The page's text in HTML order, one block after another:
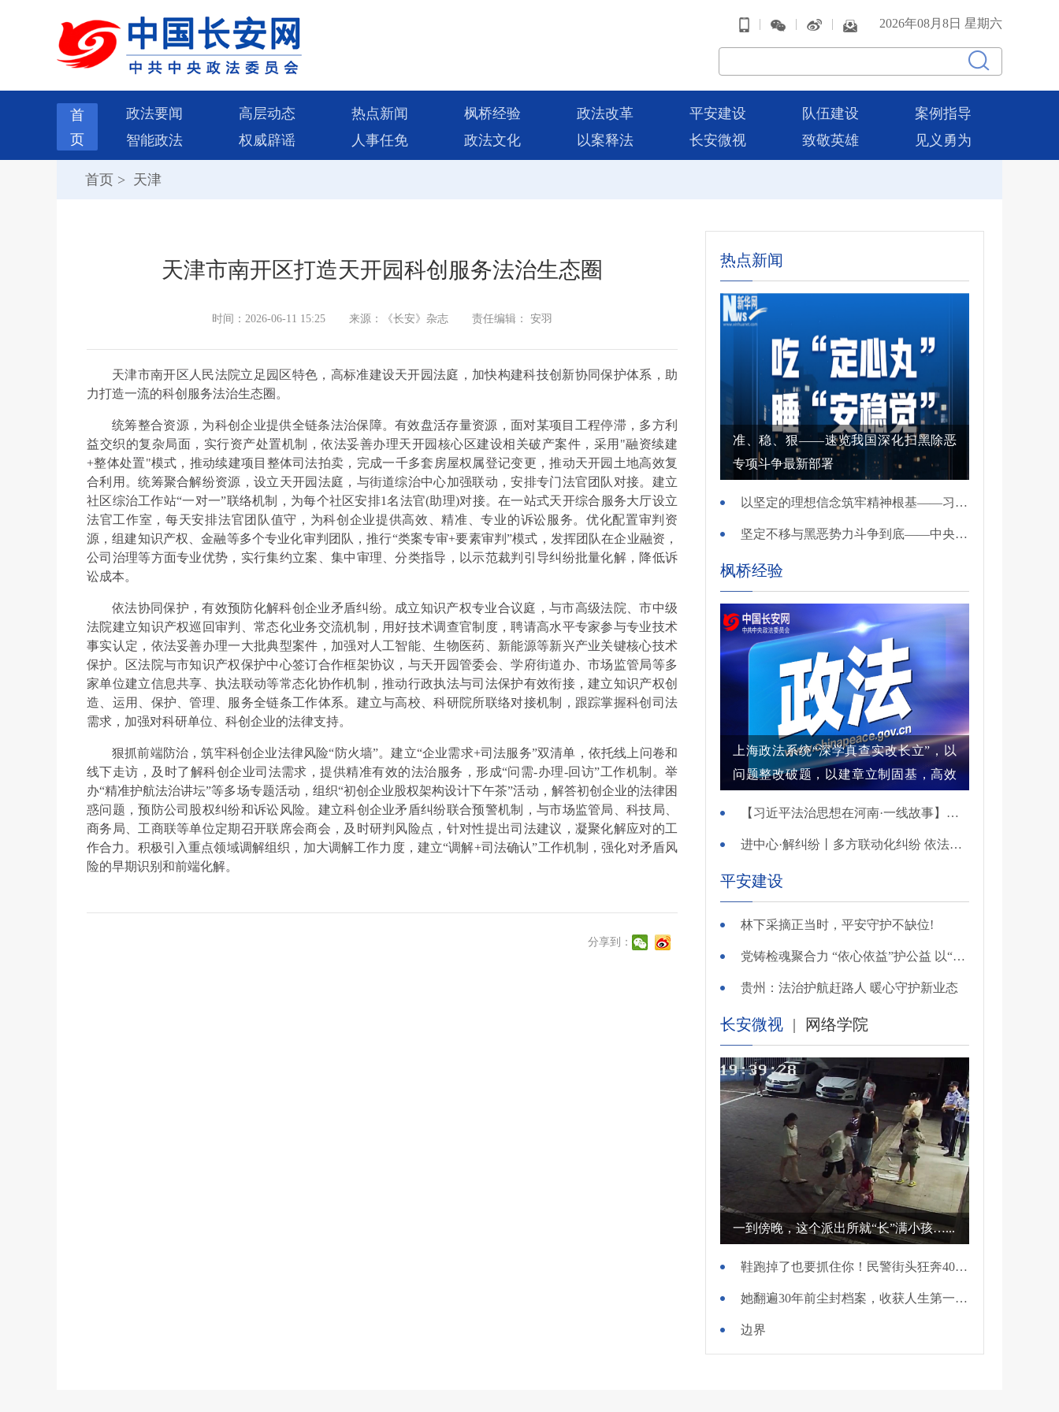
| | | 2026年08月8日 星期六
首
页
政法要闻 高层动态 热点新闻 枫桥经验 政法改革 平安建设 队伍建设
案例指导
智能政法
权威辟谣 人事任免 政法文化 以案释法 长安微视 致敬英雄 见义勇为
首页 > 天津
天津市南开区打造天开园科创服务法治生态圈
时间：2026-06-11 15:25 来源：《长安》杂志 责任编辑： 安羽
天津市南开区人民法院立足园区特色，高标准建设天开园法庭，加快构建科技创新协同保护体系，助
力打造一流的科创服务法治生态圈。
统筹整合资源，为科创企业提供全链条法治保障。有效盘活存量资源，面对某项目工程停滞，多方利
益交织的复杂局面，实行资产处置机制，依法妥善办理天开园核心区建设相关破产案件，采用"融资续建
+整体处置"模式，推动续建项目整体司法拍卖，完成一千多套房屋权属登记变更，推动天开园土地高效复
合利用。统筹聚合解纷资源，设立天开园法庭，与街道综治中心加强联动，安排专门法官团队对接。建立
社区综治工作站“一对一”联络机制，为每个社区安排1名法官(助理)对接。在一站式天开综合服务大厅设立
法官工作室，每天安排法官团队值守，为科创企业提供高效、精准、专业的诉讼服务。优化配置审判资
源，组建知识产权、金融等多个专业化审判团队，推行“类案专审+要素审判”模式，发挥团队在企业融资，
公司治理等方面专业优势，实行集约立案、集中审理、分类指导，以示范裁判引导纠纷批量化解，降低诉
讼成本。
依法协同保护，有效预防化解科创企业矛盾纠纷。成立知识产权专业合议庭，与市高级法院、市中级
法院建立知识产权巡回审判、常态化业务交流机制，用好技术调查官制度，聘请高水平专家参与专业技术
事实认定，依法妥善办理一大批典型案件，加强对人工智能、生物医药、新能源等新兴产业关键核心技术
保护。区法院与市知识产权保护中心签订合作框架协议，与天开园管委会、学府街道办、市场监管局等多
家单位建立信息共享、执法联动等常态化协作机制，推动行政执法与司法保护有效衔接，建立知识产权创
造、运用、保护、管理、服务全链条工作体系。建立与高校、科研院所联络对接机制，跟踪掌握科创司法
需求，加强对科研单位、科创企业的法律支持。
狠抓前端防治，筑牢科创企业法律风险“防火墙”。建立“企业需求+司法服务”双清单，依托线上问卷和
线下走访，及时了解科创企业司法需求，提供精准有效的法治服务，形成“问需-办理-回访”工作机制。举
办“精准护航法治讲坛”等多场专题活动，组织“初创企业股权架构设计下午茶”活动，解答初创企业的法律困
惑问题，预防公司股权纠纷和诉讼风险。建立科创企业矛盾纠纷联合预警机制，与市场监管局、科技局、
商务局、工商联等单位定期召开联席会商会，及时研判风险点，针对性提出司法建议，凝聚化解应对的工
作合力。积极引入重点领域调解组织，加大调解工作力度，建立“调解+司法确认”工作机制，强化对矛盾风
险的早期识别和前端化解。
分享到：
热点新闻
准、稳、狠——速览我国深化扫黑除恶
专项斗争最新部署
以坚定的理想信念筑牢精神根基——习近平党建思想理论品格系列述评之一
坚定不移与黑恶势力斗争到底——中央政法委负责同志就开展深化扫黑除恶专项斗争有关问题答记者问
枫桥经验
上海政法系统“深学真查实改长立”，以
问题整改破题，以建章立制固基，高效
【习近平法治思想在河南·一线故事】河南省新乡市红旗区：高能效治理的“洪门密码”
进中心·解纠纷丨多方联动化纠纷 依法调解护农耕
平安建设
林下采摘正当时，平安守护不缺位!
党铸检魂聚合力 “依心依益”护公益 以“四融”路径引领多元共治
贵州：法治护航赶路人 暖心守护新业态
长安微视 | 网络学院
一到傍晚，这个派出所就“长”满小孩…...
鞋跑掉了也要抓住你！民警街头狂奔400米擒贼
她翻遍30年前尘封档案，收获人生第一面锦旗
边界